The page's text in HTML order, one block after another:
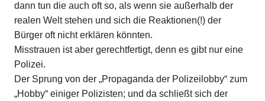
dann tun die auch oft so, als wenn sie außerhalb der
realen Welt stehen und sich die Reaktionen(!) der
Bürger oft nicht erklären könnten.
Misstrauen ist aber gerechtfertigt, denn es gibt nur eine
Polizei.
Der Sprung von der „Propaganda der Polizeilobby“ zum
„Hobby“ einiger Polizisten; und da schließt sich der